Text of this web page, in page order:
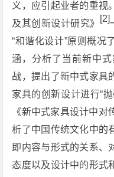
义，应引起业者的重视
及其创新设计研究》
[2]
“和谐化设计”原则概况
涵，分析了当前新中
战，提出了新中式家具
家具的创新设计进行“
《新中式家具设计中对
析了中国传统文化中的
即内容与形式的关系、
态度以及设计中的形式